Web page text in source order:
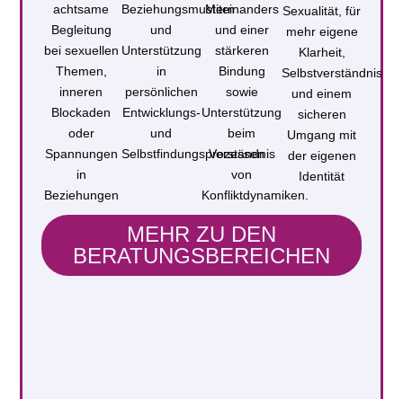
achtsame
Begleitung
bei sexuellen
Themen,
inneren
Blockaden
oder
Spannungen
in
Beziehungen
Beziehungsmustern
und
Unterstützung
in
persönlichen
Entwicklungs-
und
Selbstfindungsprozessen
Miteinanders
und einer
stärkeren
Bindung
sowie
Unterstützung
beim
Verständnis
von
Konfliktdynamiken.
Sexualität, für
mehr eigene
Klarheit,
Selbstverständnis
und einem
sicheren
Umgang mit
der eigenen
Identität
MEHR ZU DEN
BERATUNGSBEREICHEN